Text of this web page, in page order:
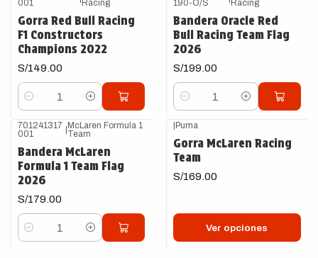
001
Racing
Gorra Red Bull Racing
F1 Constructors
Champions 2022
S/149.00
Cantidad
190-O/S
Racing
Bandera Oracle Red
Bull Racing Team Flag
2026
S/199.00
Cantidad
701241317
001
|McLaren Formula 1
Team
Bandera McLaren
Formula 1 Team Flag
2026
S/179.00
Cantidad
|Puma
Gorra McLaren Racing
Team
S/169.00
Ver opciones